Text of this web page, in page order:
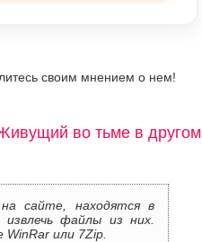
своим мнением о нем!
во тьме в другом
сайте, находятся в
файлы из них.
или 7Zip.